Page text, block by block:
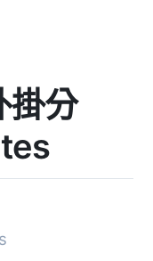
掛分